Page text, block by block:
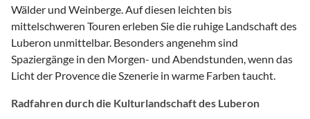
Wälder und Weinberge. Auf diesen leichten bis
mittelschweren Touren erleben Sie die ruhige Landschaft des
Luberon unmittelbar. Besonders angenehm sind
Spaziergänge in den Morgen- und Abendstunden, wenn das
Licht der Provence die Szenerie in warme Farben taucht.
Radfahren durch die Kulturlandschaft des Luberon